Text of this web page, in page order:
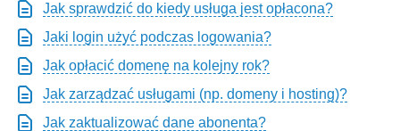
Jak sprawdzić do kiedy usługa jest opłacona?
Jaki login użyć podczas logowania?
Jak opłacić domenę na kolejny rok?
Jak zarządzać usługami (np. domeny i hosting)?
Jak zaktualizować dane abonenta?